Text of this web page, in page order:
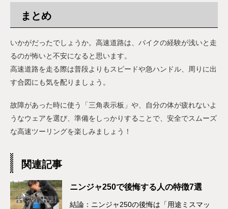
まとめ
いかがだったでしょうか。高速道路は、バイクの経験が浅いと走
るのが怖いと不安になると思います。
高速道路を走る際は普段よりもスピードや急ハンドル、周りに出
す合図にも気を配りましょう。
故障があった時に使う「三角表示板」や、自分の体が疲れないよ
うなウェアを選び、準備をしっかりすることで、安全でスムーズ
な高速ツーリングを楽しみましょう！
関連記事
ニンジャ250で後悔する人の特徴7選
結論：ニンジャ250の後悔は「用途ミスマッ